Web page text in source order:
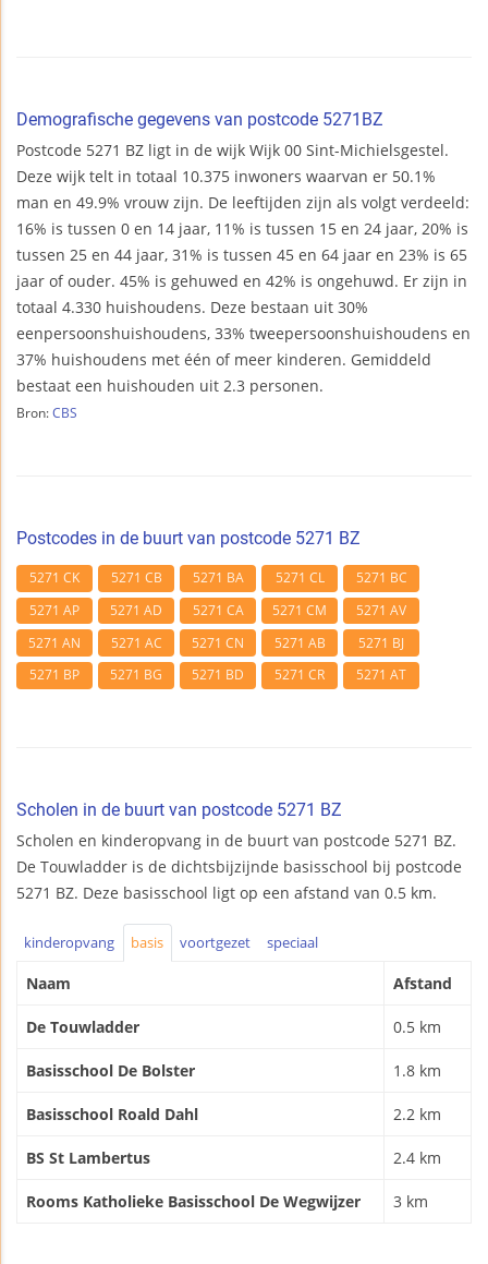
Demografische gegevens van postcode 5271BZ
Postcode 5271 BZ ligt in de wijk Wijk 00 Sint-Michielsgestel.
Deze wijk telt in totaal 10.375 inwoners waarvan er 50.1%
man en 49.9% vrouw zijn. De leeftijden zijn als volgt verdeeld:
16% is tussen 0 en 14 jaar, 11% is tussen 15 en 24 jaar, 20% is
tussen 25 en 44 jaar, 31% is tussen 45 en 64 jaar en 23% is 65
jaar of ouder. 45% is gehuwed en 42% is ongehuwd. Er zijn in
totaal 4.330 huishoudens. Deze bestaan uit 30%
eenpersoonshuishoudens, 33% tweepersoonshuishoudens en
37% huishoudens met één of meer kinderen. Gemiddeld
bestaat een huishouden uit 2.3 personen.
Bron: CBS
Postcodes in de buurt van postcode 5271 BZ
5271 CK 5271 CB 5271 BA 5271 CL
5271 BC
5271 AP
5271 AD 5271 CA 5271 CM
5271 AV
5271 AN
5271 AC 5271 CN 5271 AB
5271 BJ
5271 BP
5271 BG 5271 BD 5271 CR 5271 AT
Scholen in de buurt van postcode 5271 BZ
Scholen en kinderopvang in de buurt van postcode 5271 BZ.
De Touwladder is de dichtsbijzijnde basisschool bij postcode
5271 BZ. Deze basisschool ligt op een afstand van 0.5 km.
kinderopvang basis voortgezet speciaal
Naam Afstand
De Touwladder 0.5 km
Basisschool De Bolster 1.8 km
Basisschool Roald Dahl 2.2 km
BS St Lambertus 2.4 km
Rooms Katholieke Basisschool De Wegwijzer 3 km